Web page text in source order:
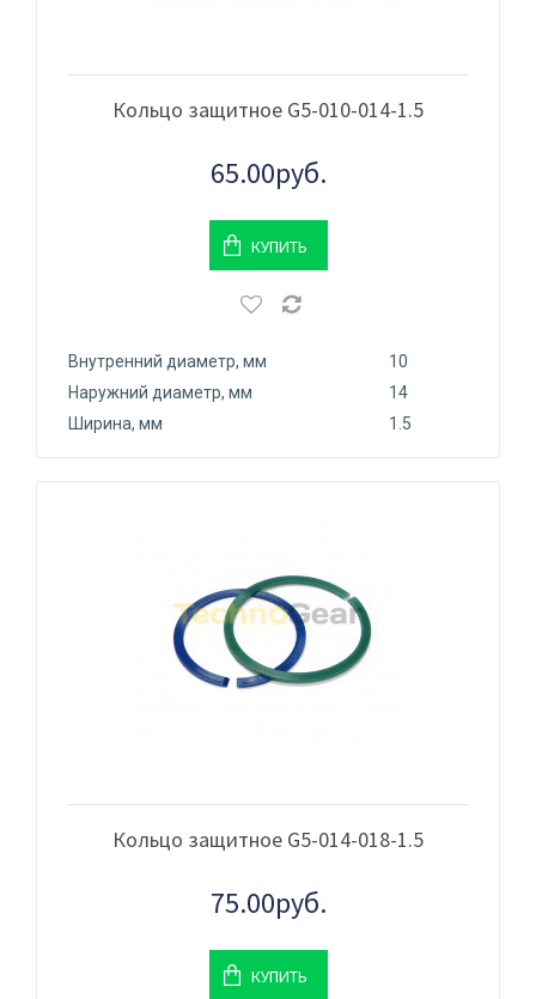
Кольцо защитное G5-010-014-1.5
65.00руб.
КУПИТЬ
Внутренний диаметр, мм
10
Наружний диаметр, мм
14
Ширина, мм
1.5
Кольцо защитное G5-014-018-1.5
75.00руб.
КУПИТЬ